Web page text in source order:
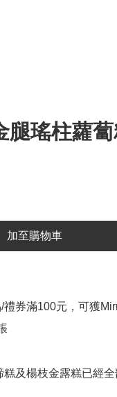
腿瑤柱蘿
加至購物車
券滿100元，可獲
糕及楊枝金露糕已經